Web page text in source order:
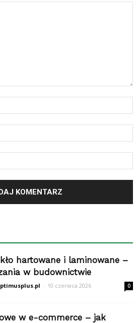
hartowane i laminowane –
w budownictwie
- 10 czerwca 2026 0
w e-commerce – jak